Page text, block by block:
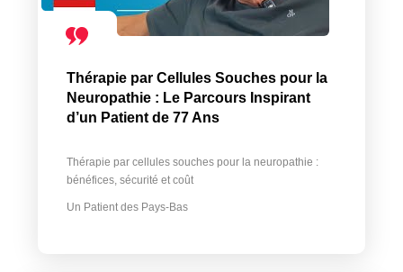
Thérapie par Cellules Souches pour la
Neuropathie : Le Parcours Inspirant
d’un Patient de 77 Ans
Thérapie par cellules souches pour la neuropathie :
bénéfices, sécurité et coût
Un Patient des Pays-Bas